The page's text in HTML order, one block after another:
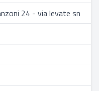
24 - via levate sn